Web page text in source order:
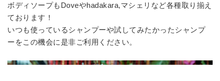
ボディソープもDoveやhadakara,マシェリなど各種取り揃え
ております！
いつも使っているシャンプーや試してみたかったシャンプ
ーをこの機会に是非ご利用ください。